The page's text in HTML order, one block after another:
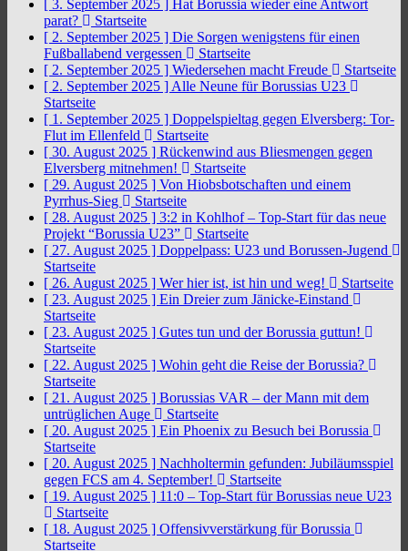
[ 3. September 2025 ] Hat Borussia wieder eine Antwort
parat?
Startseite
[ 2. September 2025 ] Die Sorgen wenigstens für einen
Fußballabend vergessen
Startseite
[ 2. September 2025 ] Wiedersehen macht Freude
Startseite
[ 2. September 2025 ] Alle Neune für Borussias U23
Startseite
[ 1. September 2025 ] Doppelspieltag gegen Elversberg: Tor-
Flut im Ellenfeld
Startseite
[ 30. August 2025 ] Rückenwind aus Bliesmengen gegen
Elversberg mitnehmen!
Startseite
[ 29. August 2025 ] Von Hiobsbotschaften und einem
Pyrrhus-Sieg
Startseite
[ 28. August 2025 ] 3:2 in Kohlhof – Top-Start für das neue
Projekt “Borussia U23”
Startseite
[ 27. August 2025 ] Doppelpass: U23 und Borussen-Jugend
Startseite
[ 26. August 2025 ] Wer hier ist, ist hin und weg!
Startseite
[ 23. August 2025 ] Ein Dreier zum Jänicke-Einstand
Startseite
[ 23. August 2025 ] Gutes tun und der Borussia guttun!
Startseite
[ 22. August 2025 ] Wohin geht die Reise der Borussia?
Startseite
[ 21. August 2025 ] Borussias VAR – der Mann mit dem
untrüglichen Auge
Startseite
[ 20. August 2025 ] Ein Phoenix zu Besuch bei Borussia
Startseite
[ 20. August 2025 ] Nachholtermin gefunden: Jubiläumsspiel
gegen FCS am 4. September!
Startseite
[ 19. August 2025 ] 11:0 – Top-Start für Borussias neue U23
Startseite
[ 18. August 2025 ] Offensivverstärkung für Borussia
Startseite